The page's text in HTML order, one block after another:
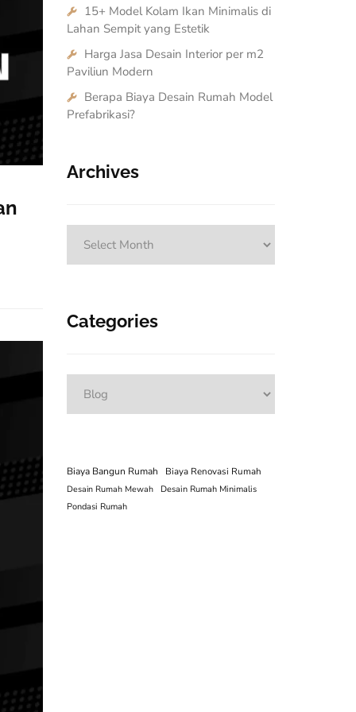
15+ Model Kolam Ikan Minimalis di
Lahan Sempit yang Estetik
Harga Jasa Desain Interior per m2
Paviliun Modern
Berapa Biaya Desain Rumah Model
Prefabrikasi?
Archives
Categories
Biaya Bangun Rumah Biaya Renovasi Rumah
Desain Rumah Mewah
Desain Rumah Minimalis
Pondasi Rumah